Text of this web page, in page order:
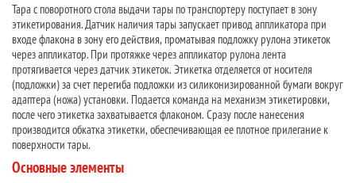
Тара с поворотного стола выдачи тары по транспортеру поступает в зону
этикетирования. Датчик наличия тары запускает привод аппликатора при
входе флакона в зону его действия, проматывая подложку рулона этикеток
через аппликатор. При протяжке через аппликатор рулона лента
протягивается через датчик этикеток. Этикетка отделяется от носителя
(подложки) за счет перегиба подложки из силиконизированной бумаги вокруг
адаптера (ножа) установки. Подается команда на механизм этикетировки,
после чего этикетка захватывается флаконом. Сразу после нанесения
производится обкатка этикетки, обеспечивающая ее плотное прилегание к
поверхности тары.
Основные элементы